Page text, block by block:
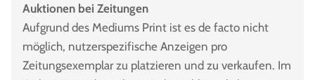
Auktionen bei Zeitungen
Aufgrund des Mediums Print ist es de facto nicht
möglich, nutzerspezifische Anzeigen pro
Zeitungsexemplar zu platzieren und zu verkaufen. Im